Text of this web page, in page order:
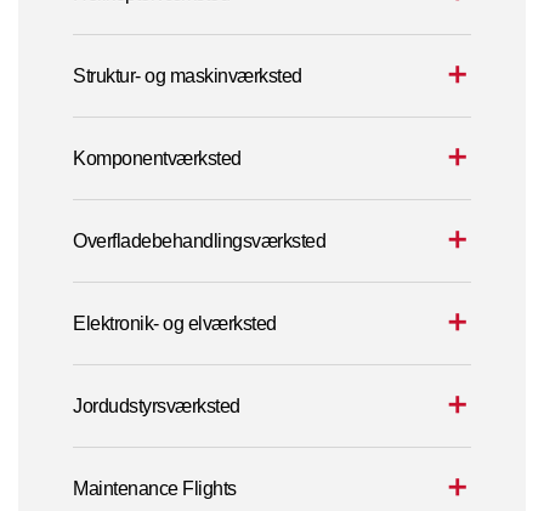
Struktur- og maskinværksted
Komponentværksted
Overfladebehandlingsværksted
Elektronik- og elværksted
Jordudstyrsværksted
Maintenance Flights